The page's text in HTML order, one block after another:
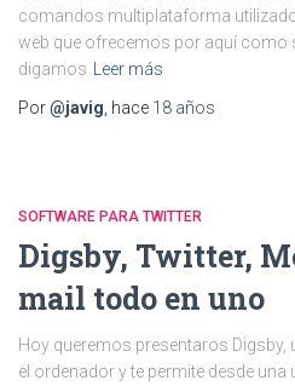
comandos multiplataforma
web que ofrecemos por aquí como
digamos
Leer más
Por@javig , hace 18 años
SOFTWARE PARA TWITTER
Digsby, Twitter,
mail todo en uno
Hoy queremos presentaros Digsby,
el ordenador y te permite desde